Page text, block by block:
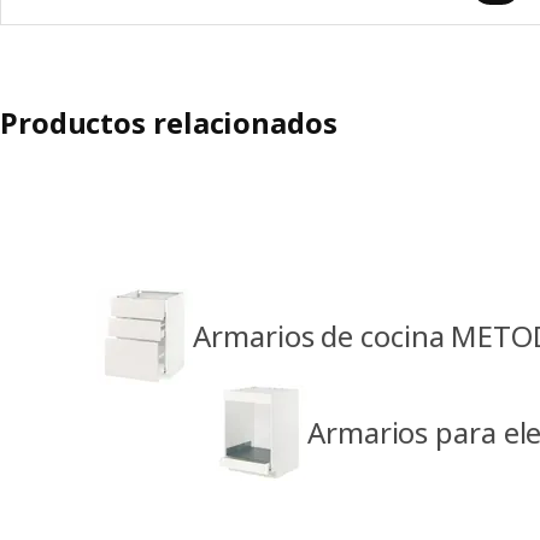
Productos relacionados
Armarios de cocina
Armarios para